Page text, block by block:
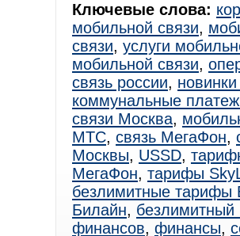
Ключевые слова:
мобильной связи,
связи, услуги
мобильной связи,
связь россии,
коммунальные
связи Москва,
МТС, связь МегаФон,
Москвы, USSD,
МегаФон, тарифы
безлимитные тарифы
Билайн,
финансов, финансы,